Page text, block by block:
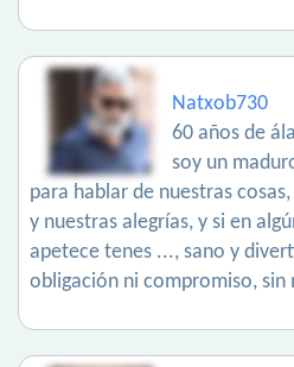
Natxob730
60 años de
soy un
para hablar de nuestras
y nuestras alegrías, y si en
apetece tenes ..., sano y
obligación ni compromiso, sin